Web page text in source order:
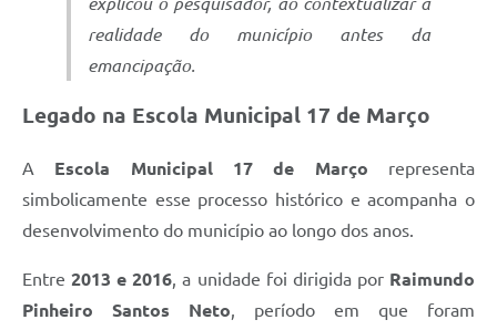
realidade do município antes da
emancipação.
Legado na Escola Municipal 17 de Março
A Escola Municipal 17 de Março representa
simbolicamente esse processo histórico e acompanha o
desenvolvimento do município ao longo dos anos.
Entre2013 e 2016, a unidade foi dirigida por Raimundo
Pinheiro Santos Neto, período em que foram